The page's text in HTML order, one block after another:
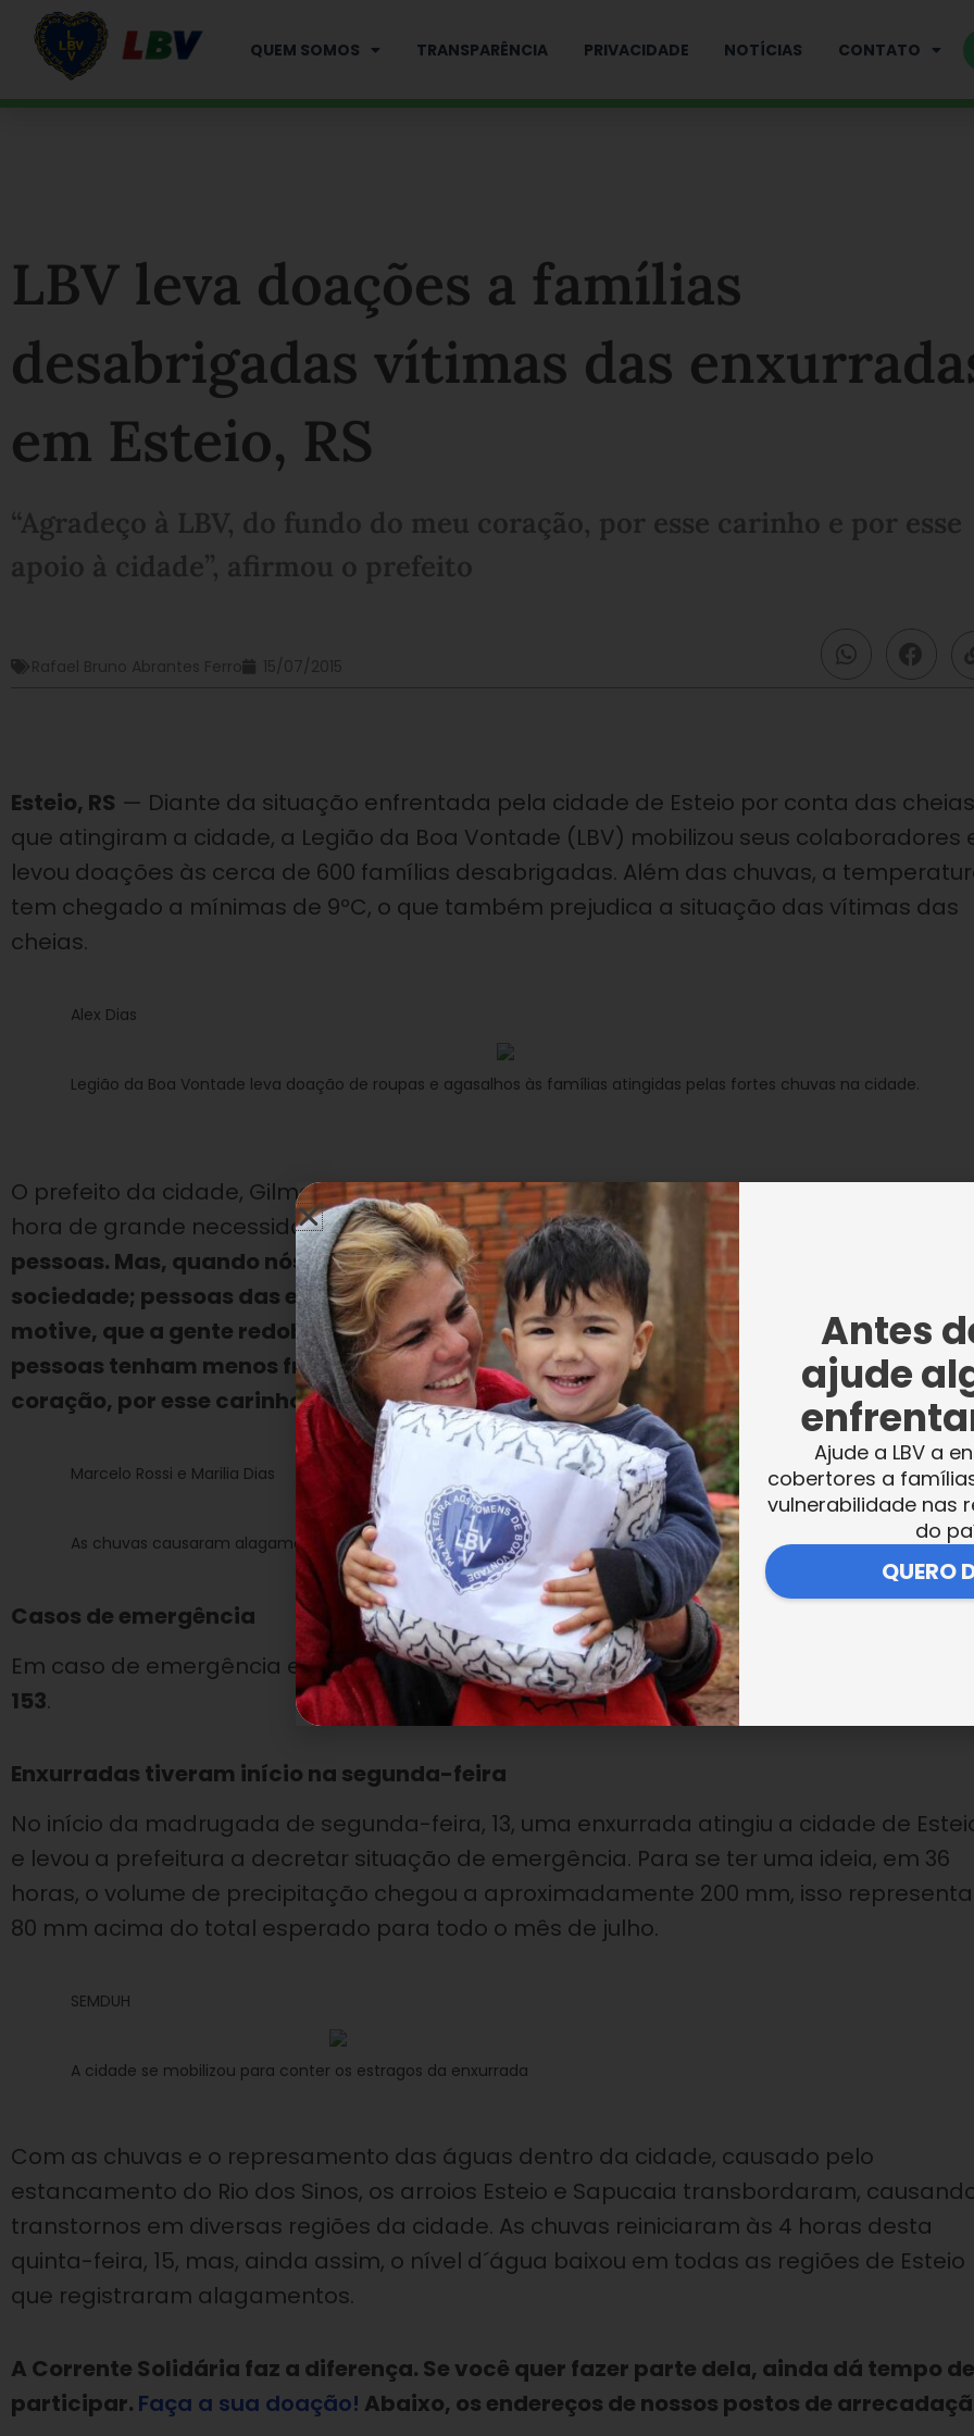
QUEM SOMOS TRANSPARÊNCIA PRIVACIDADE NOTÍCIAS CONTATO
LBV leva doações a famílias
desabrigadas vítimas das
em Esteio, RS
“Agradeço à LBV, do fundo do meu coração, por esse carinho e por esse
apoio à cidade”, afirmou o prefeito
Rafael Bruno Abrantes Ferro 15/07/2015
Esteio, RS — Diante da situação enfrentada pela cidade de Esteio por conta das cheias
que atingiram a cidade, a Legião da Boa Vontade (LBV) mobilizou seus colaboradores
levou doações às cerca de 600 famílias desabrigadas. Além das chuvas, a
tem chegado a mínimas de 9ºC, o que também prejudica a situação das vítimas das
cheias.
Alex Dias
Legião da Boa Vontade leva doação de roupas e agasalhos às famílias atingidas pelas fortes chuvas na cidade.
O prefeito da cidade, Gilmar Antonio Rinaldi, ressaltou que a ajuda da LBV chegou em
hora de grande necessidade: “É um momento de muita dificuldade, de sofrimento das
pessoas. Mas, quando nós vemos pessoas como vocês, da LBV; pessoas de toda a
sociedade; pessoas das entidades religiosas se somando, isso faz com que a gente se
motive, que a gente redobre a energia, e é esse calor humano que vai fazer com que
pessoas tenham menos frio. […] Agradeço à Legião da Boa Vontade, do fundo do meu
coração, por esse carinho e por esse apoio à cidade de Esteio
Marcelo Rossi e Marilia Dias
As chuvas causaram alagamentos em diversas ruas da cidade.
Casos de emergência
Em caso de emergência e para pedidos de auxílio, reporte à Defesa Civil pelo número
153.
Enxurradas tiveram início na segunda-feira
No início da madrugada de segunda-feira, 13, uma enxurrada atingiu a cidade de
e levou a prefeitura a decretar situação de emergência. Para se ter uma ideia, em 36
horas, o volume de precipitação chegou a aproximadamente 200 mm, isso representa
80 mm acima do total esperado para todo o mês de julho.
SEMDUH
A cidade se mobilizou para conter os estragos da enxurrada
Com as chuvas e o represamento das águas dentro da cidade, causado pelo
estancamento do Rio dos Sinos, os arroios Esteio e Sapucaia transbordaram,
transtornos em diversas regiões da cidade. As chuvas reiniciaram às 4 horas desta
quinta-feira, 15, mas, ainda assim, o nível d´água baixou em todas as regiões de Esteio
que registraram alagamentos.
A Corrente Solidária faz a diferença. Se você quer fazer parte dela, ainda dá tempo de
participar. Faça a sua doação! Abaixo, os endereços de nossos postos de
Antes
ajude
Ajude a LBV a
cobertores a
vulnerabilidade nas
do
QUERO